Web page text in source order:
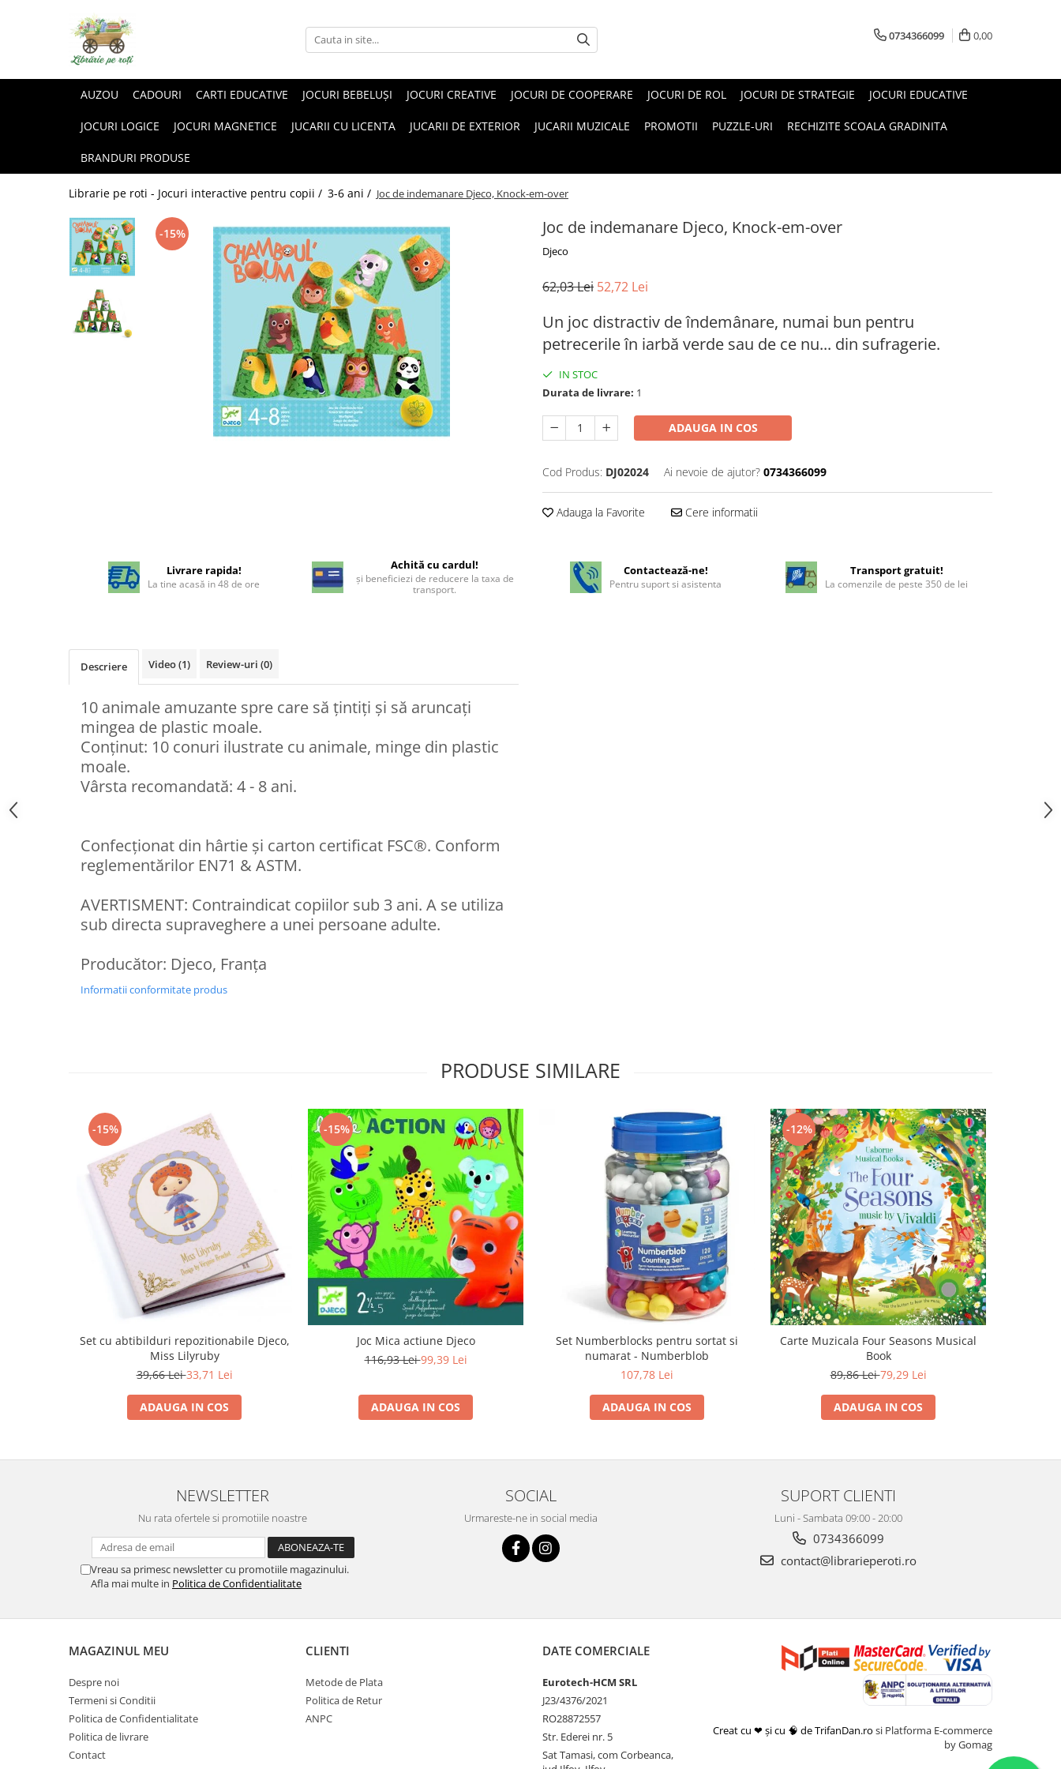
0734366099 0,00
AUZOU CADOURI CARTI EDUCATIVE JOCURI BEBELUŞI JOCURI CREATIVE JOCURI DE COOPERARE JOCURI DE ROL JOCURI DE STRATEGIE JOCURI EDUCATIVE
JOCURI LOGICE JOCURI MAGNETICE JUCARII CU LICENTA JUCARII DE EXTERIOR JUCARII MUZICALE PROMOTII PUZZLE-URI RECHIZITE SCOALA GRADINITA
BRANDURI PRODUSE
Librarie pe roti - Jocuri interactive pentru copii / 3-6 ani / Joc de indemanare Djeco, Knock-em-over
Joc de indemanare Djeco, Knock-em-over
Djeco
-15%
62,03 Lei 52,72 Lei
Un joc distractiv de îndemânare, numai bun pentru
petrecerile în iarbă verde sau de ce nu... din sufragerie.
IN STOC
Durata de livrare: 1
ADAUGA IN COS
Cod Produs: DJ02024 Ai nevoie de ajutor? 0734366099
Adauga la Favorite Cere informatii
Livrare rapida!
La tine acasă in 48 de ore
Achită cu cardul!
şi beneficiezi de reducere la taxa de
transport.
Contactează-ne!
Pentru suport si asistenta
Transport gratuit!
La comenzile de peste 350 de lei
Descriere Video(1) Review-uri (0)
10 animale amuzante spre care să țintiți și să aruncați
mingea de plastic moale.
Conținut: 10 conuri ilustrate cu animale, minge din plastic
moale.
Vârsta recomandată: 4 - 8 ani.
Confecționat din hârtie și carton certificat FSC®. Conform
reglementărilor EN71 & ASTM.
AVERTISMENT: Contraindicat copiilor sub 3 ani. A se utiliza
sub directa supraveghere a unei persoane adulte.
Producător: Djeco, Franța
Informatii conformitate produs
PRODUSE SIMILARE
-15%
Set cu abtibilduri repozitionabile Djeco,
Miss Lilyruby
39,66 Lei33,71 Lei
ADAUGA IN COS
-15%
Joc Mica actiune Djeco
116,93 Lei99,39 Lei
ADAUGA IN COS
Set Numberblocks pentru sortat si
numarat - Numberblob
107,78 Lei
ADAUGA IN COS
-12%
Carte Muzicala Four Seasons Musical
Book
89,86 Lei79,29 Lei
ADAUGA IN COS
NEWSLETTER
Nu rata ofertele si promotiile noastre
Vreau sa primesc newsletter cu promotiile magazinului.
Afla mai multe in Politica de Confidentialitate
SOCIAL
Urmareste-ne in social media
SUPORT CLIENTI
Luni - Sambata 09:00 - 20:00
0734366099
contact@librarieperoti.ro
MAGAZINUL MEU
Despre noi
Termeni si Conditii
Politica de Confidentialitate
Politica de livrare
Contact
CLIENTI
Metode de Plata
Politica de Retur
ANPC
DATE COMERCIALE
Eurotech-HCM SRL
J23/4376/2021
RO28872557
Str. Ederei nr. 5
Sat Tamasi, com Corbeanca,
Creat cu ❤ și cu 🧠 de TrifanDan.ro si Platforma E-commerce
by Gomag